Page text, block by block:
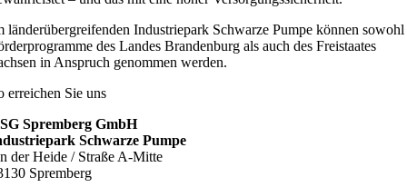
länderübergreifenden Industriepark Schwarze Pumpe können sowohl
des Landes Brandenburg als auch des Freistaates
in Anspruch genommen werden.
erreichen Sie uns
Spremberg GmbH
Schwarze Pumpe
der Heide / Straße A-Mitte
Spremberg